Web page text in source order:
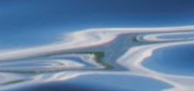
exemplo - estão proibidos de exercer
atividades de garimpagem. De acor...